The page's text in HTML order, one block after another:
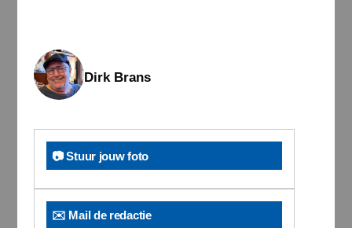
Dirk Brans
📷 Stuur jouw foto
✉️ Mail de redactie